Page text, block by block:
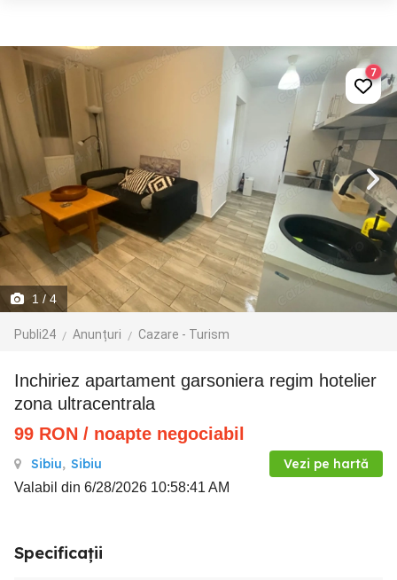
1 / 4
Publi24 Anunțuri Cazare - Turism
7
Inchiriez apartament garsoniera regim hotelier
zona ultracentrala
99 RON / noapte negociabil
Sibiu, Sibiu Vezi pe hartă
Valabil din 6/28/2026 10:58:41 AM
Specificații